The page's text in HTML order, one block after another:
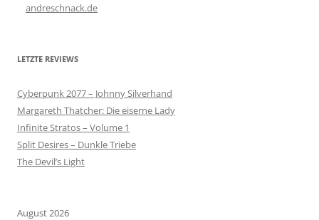
andreschnack.de
LETZTE REVIEWS
Cyberpunk 2077 – Johnny Silverhand
Margareth Thatcher: Die eiserne Lady
Infinite Stratos – Volume 1
Split Desires – Dunkle Triebe
The Devil’s Light
August 2026